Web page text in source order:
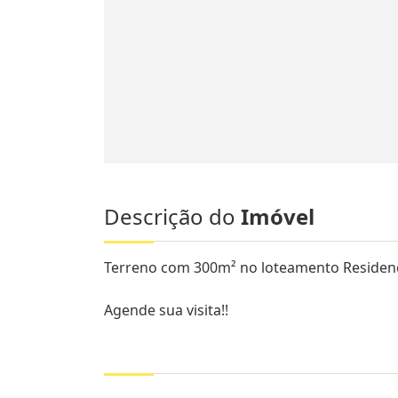
Descrição do Imóvel
Terreno com 300m² no loteamento
Agende sua visita!!